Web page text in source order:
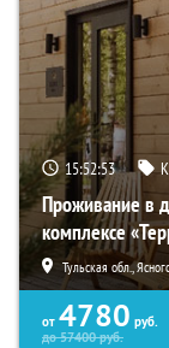
15:52:52
Проживание в
комплексе
Тульская обл.,
от 4780 руб.
до57400руб.